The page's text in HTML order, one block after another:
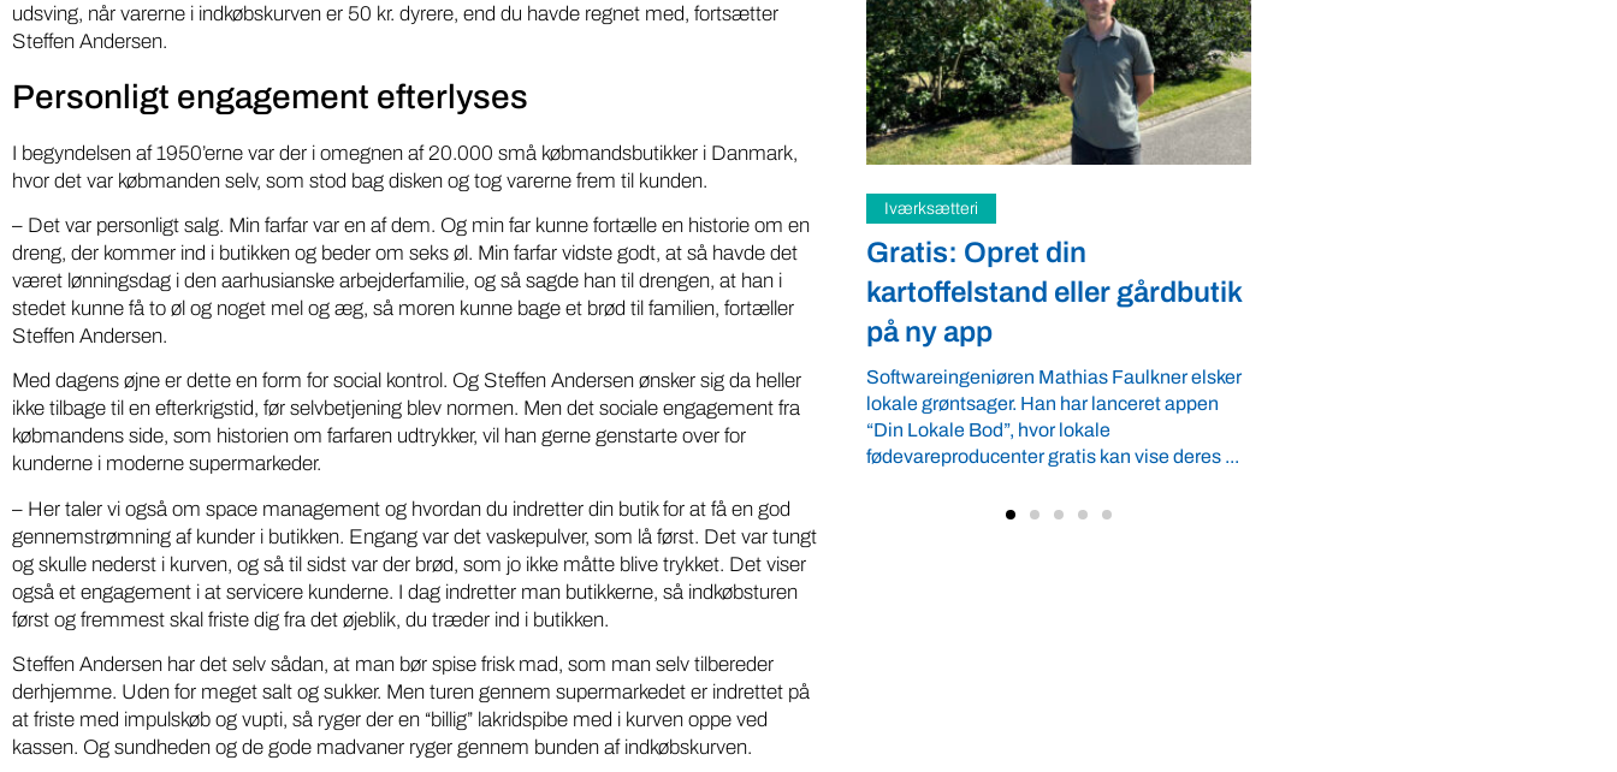
udsving, når varerne i indkøbskurven er 50 kr. dyrere, end du havde regnet med, fortsætter
Steffen Andersen.
Personligt engagement efterlyses
I begyndelsen af 1950’erne var der i omegnen af 20.000 små købmandsbutikker i Danmark,
hvor det var købmanden selv, som stod bag disken og tog varerne frem til kunden.
– Det var personligt salg. Min farfar var en af dem. Og min far kunne fortælle en historie om en
dreng, der kommer ind i butikken og beder om seks øl. Min farfar vidste godt, at så havde det
været lønningsdag i den aarhusianske arbejderfamilie, og så sagde han til drengen, at han i
stedet kunne få to øl og noget mel og æg, så moren kunne bage et brød til familien, fortæller
Steffen Andersen.
Med dagens øjne er dette en form for social kontrol. Og Steffen Andersen ønsker sig da heller
ikke tilbage til en efterkrigstid, før selvbetjening blev normen. Men det sociale engagement fra
købmandens side, som historien om farfaren udtrykker, vil han gerne genstarte over for
kunderne i moderne supermarkeder.
– Her taler vi også om space management og hvordan du indretter din butik for at få en god
gennemstrømning af kunder i butikken. Engang var det vaskepulver, som lå først. Det var tungt
og skulle nederst i kurven, og så til sidst var der brød, som jo ikke måtte blive trykket. Det viser
også et engagement i at servicere kunderne. I dag indretter man butikkerne, så indkøbsturen
først og fremmest skal friste dig fra det øjeblik, du træder ind i butikken.
Steffen Andersen har det selv sådan, at man bør spise frisk mad, som man selv tilbereder
derhjemme. Uden for meget salt og sukker. Men turen gennem supermarkedet er indrettet på
at friste med impulskøb og vupti, så ryger der en “billig” lakridspibe med i kurven oppe ved
kassen. Og sundheden og de gode madvaner ryger gennem bunden af indkøbskurven.
DR podcasts om pesticider
bør være pligtlytning for alle
med pesticidholdninger
To DR-podcasts om kemikalier med Huxi
Bach som vært og Nina Cedergreen som
gæst, bør være pligtlytning for alle med ...
Gratis: Opret din
kartoffelstand eller gårdbutik
Softwareingeniøren Mathias Faulkner elsker
lokale grøntsager. Han har lanceret appen
“Din Lokale Bod”, hvor lokale
Samfund
Fredspligt giver landmænd
strategisk fordel
Arbejdsgiverforeningen GLS-A tilbyder
landmænd – også i usikre tider. VBF byder
velkommen ...